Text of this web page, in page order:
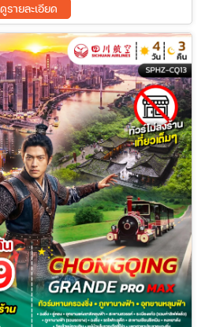
ดูรายละเอียด